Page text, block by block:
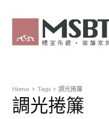
Home Tags 調光捲簾
調光捲簾